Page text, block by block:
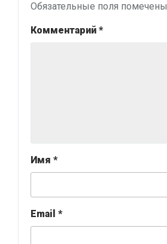
Обязательные поля помечены
Комментарий *
Имя *
Email *